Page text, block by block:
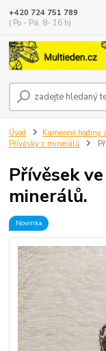
+420 724 751 789
( Po - Pá: 8- 16 h)
Úvod Kamenné hodiny
Přívěsky z minerálů
Přívěsek
minerálů.
Novinka